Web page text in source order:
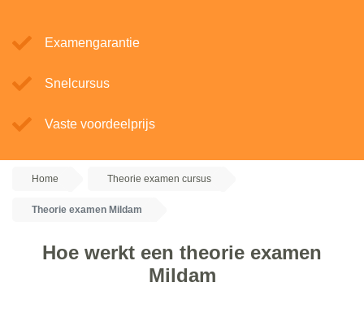
Examengarantie
Snelcursus
Vaste voordeelprijs
Home Theorie examen cursus
Theorie examen Mildam
Hoe werkt een theorie examen
Mildam